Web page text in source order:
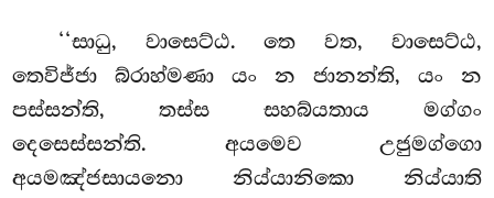
‘‘සාධු, වාසෙට්ඨ. තෙ වත, වාසෙට්ඨ,
තෙවිජ්ජා බ්රාහ්මණා යං න ජානන්ති, යං න
පස්සන්ති, තස්ස සහබ්යතාය මග්ගං
දෙසෙස්සන්ති. අයමෙව උජුමග්ගො
අයමඤ්ජසායනො නිය්යානිකො නිය්යාති